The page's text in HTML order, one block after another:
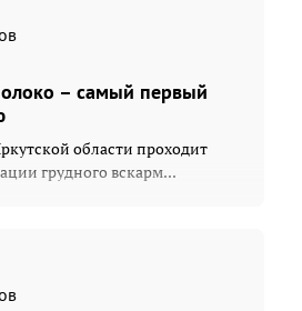
– самый первый
области проходит
грудного вскарм...